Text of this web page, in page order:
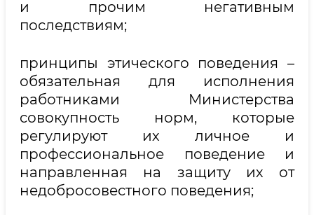
и прочим негативным
последствиям;
принципы этического поведения –
обязательная для исполнения
работниками Министерства
совокупность норм, которые
регулируют их личное и
профессиональное поведение и
направленная на защиту их от
недобросовестного поведения;